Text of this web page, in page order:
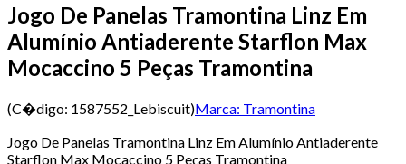
Jogo De Panelas Tramontina Linz Em
Alumínio Antiaderente Starflon Max
Mocaccino 5 Peças Tramontina
(C�digo: 1587552_Lebiscuit)Marca: Tramontina
Jogo De Panelas Tramontina Linz Em Alumínio Antiaderente
Starflon Max Mocaccino 5 Peças Tramontina